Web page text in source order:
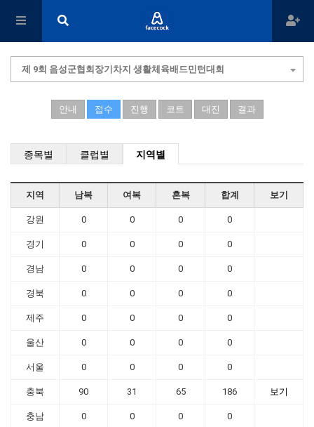
제 9회 음성군협회장기차지 생활체육배드민턴대회
안내 접수 진행 코트 대진 결과
종목별 클럽별 지역별
지역 남복 여복 혼복 합계 보기
강원 0 0 0 0
경기 0 0 0 0
경남 0 0 0 0
경북 0 0 0 0
제주 0 0 0 0
울산 0 0 0 0
서울 0 0 0 0
충북 90 31 65 186 보기
충남 0 0 0 0